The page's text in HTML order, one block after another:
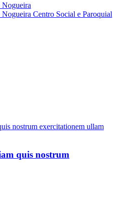
Centro Social e Paroquial
quis nostrum